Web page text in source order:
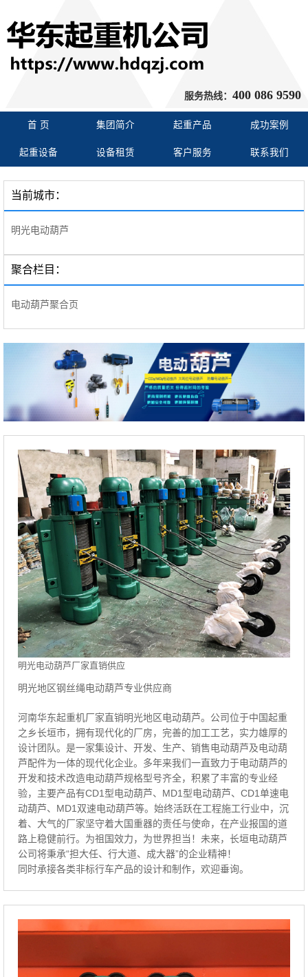
服务热线： 400 086 9590
首 页 集团简介 起重产品 成功案例
起重设备 设备租赁 客户服务 联系我们
当前城市：
明光电动葫芦
聚合栏目：
电动葫芦聚合页
明光电动葫芦厂家直销供应
明光地区钢丝绳电动葫芦专业供应商
河南华东起重机厂家直销明光地区电动葫芦。公司位于中国起重
之乡长垣市，拥有现代化的厂房，完善的加工工艺，实力雄厚的
设计团队。是一家集设计、开发、生产、销售电动葫芦及电动葫
芦配件为一体的现代化企业。多年来我们一直致力于电动葫芦的
开发和技术改造电动葫芦规格型号齐全，积累了丰富的专业经
验，主要产品有CD1型电动葫芦、MD1型电动葫芦、CD1单速电
动葫芦、MD1双速电动葫芦等。始终活跃在工程施工行业中，沉
着、大气的厂家坚守着大国重器的责任与使命，在产业报国的道
路上稳健前行。为祖国效力，为世界担当！未来，长垣电动葫芦
公司将秉承“担大任、行大道、成大器”的企业精神！
同时承接各类非标行车产品的设计和制作，欢迎垂询。